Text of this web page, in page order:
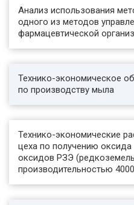
Капитальные затраты
и прочие строительные
процентах к
(25% для
*
*
объекта
смывки для
проект принесёт
прибыли
Анализ использования
одного из методов
фармацевтической
Технико-экономическое
по производству мыла
Технико-экономические
цеха по получению оксида
оксидов РЗЭ
производительностью